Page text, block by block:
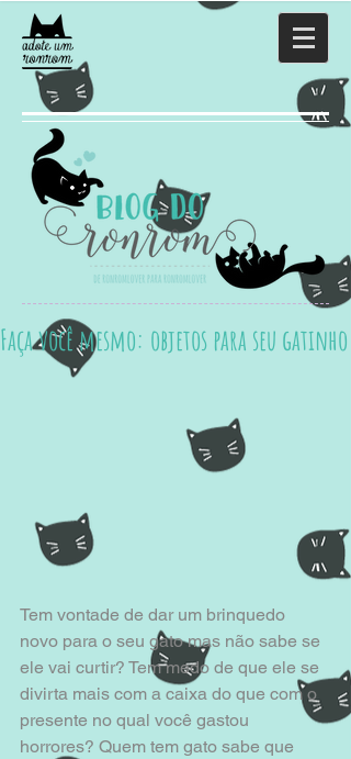
Faça você mesmo: objetos para seu gatinho
Tem vontade de dar um brinquedo
novo para o seu gato mas não sabe se
ele vai curtir? Tem medo de que ele se
divirta mais com a caixa do que com o
presente no qual você gastou
horrores? Quem tem gato sabe que